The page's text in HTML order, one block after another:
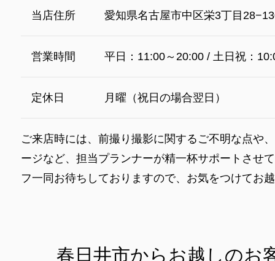
当店住所 愛知県名古屋市中区栄3丁目
営業時間 平日：11:00～20:00 / 土日祝：
定休日 月曜（祝日の場合翌日）
ご来店時には、前撮り撮影に関するご不明な点や
ージなど、担当プランナーが精一杯サポートさせ
フ一同お待ちしておりますので、お気をつけてお
春日井市からお越しのお